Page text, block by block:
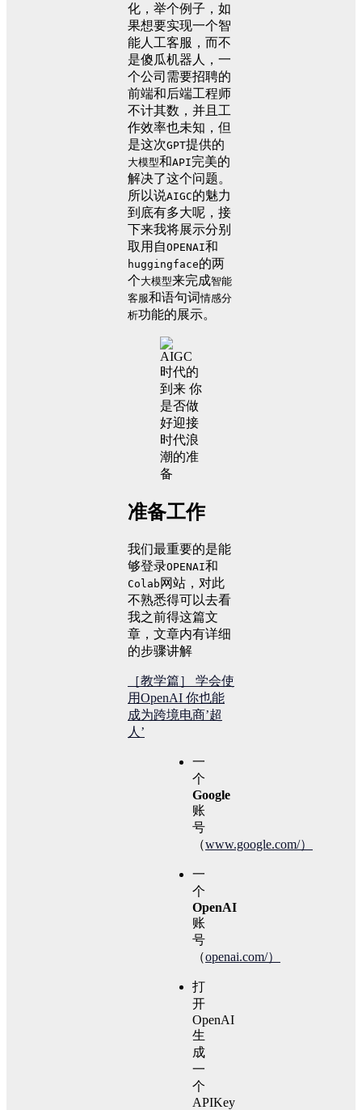
化，举个例子，如
果想要实现一个智
能人工客服，而不
是傻瓜机器人，一
个公司需要招聘的
前端和后端工程师
不计其数，并且工
作效率也未知，但
是这次GPT提供的
大模型和API完美的
解决了这个问题。
所以说AIGC的魅力
到底有多大呢，接
下来我将展示分别
取用自OPENAI和
huggingface的两
个大模型来完成智能
客服和语句词情感分
析功能的展示。
准备工作
我们最重要的是能
够登录OPENAI和
Colab 网站，对此
不熟悉得可以去看
我之前得这篇文
章，文章内有详细
的步骤讲解
［教学篇］ 学会使
用OpenAI 你也能
成为跨境电商’超
人’
一
个
Google
账
号
（www.google.com/）
一
个
OpenAI
账
号
（openai.com/）
打
开
OpenAI
生
成
一
个
APIKey